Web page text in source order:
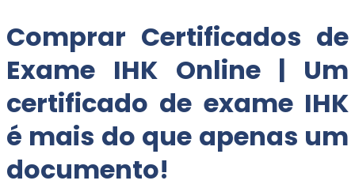
Comprar Certificados de
Exame IHK Online | Um
certificado de exame IHK
é mais do que apenas um
documento!